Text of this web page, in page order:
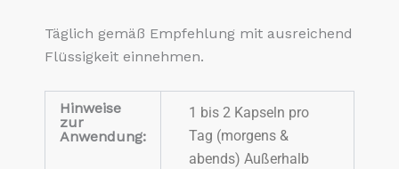
Täglich gemäß Empfehlung mit ausreichend
Flüssigkeit einnehmen.
Hinweise
zur
Anwendung:
1 bis 2 Kapseln pro
Tag (morgens &
abends) Außerhalb